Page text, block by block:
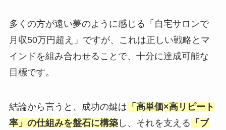
多くの方が遠い夢のように感じる「自宅サロンで
月収50万円超え」ですが、これは正しい戦略とマ
インドを組み合わせることで、十分に達成可能な
目標です。
結論から言うと、成功の鍵は 「高単価×高リピート
率」の仕組みを盤石に構築し、それを支える 「ブ